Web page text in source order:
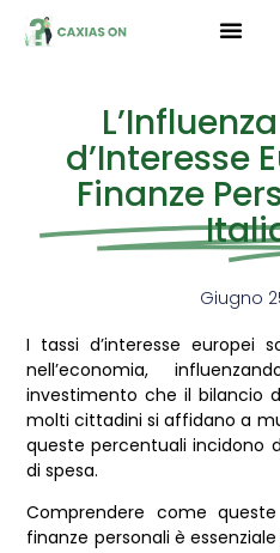
d’Interesse
Finanze
Giugno
I tassi d’interesse europei
nell’economia,
investimento che il bilancio
molti cittadini si affidano a
queste percentuali incidono
di spesa.
Comprendere come
finanze personali è